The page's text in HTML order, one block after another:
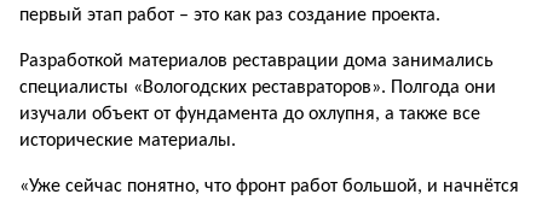
первый этап работ – это как раз создание проекта.
Разработкой материалов реставрации дома занимались
специалисты «Вологодских реставраторов». Полгода они
изучали объект от фундамента до охлупня, а также все
исторические материалы.
«Уже сейчас понятно, что фронт работ большой, и начнётся